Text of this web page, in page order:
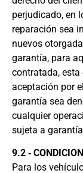
perjudicado, en
reparación sea
nuevos
garantía, para
contratada,
aceptación por
garantía sea
cualquier
sujeta a
9.2 ‐
Para los